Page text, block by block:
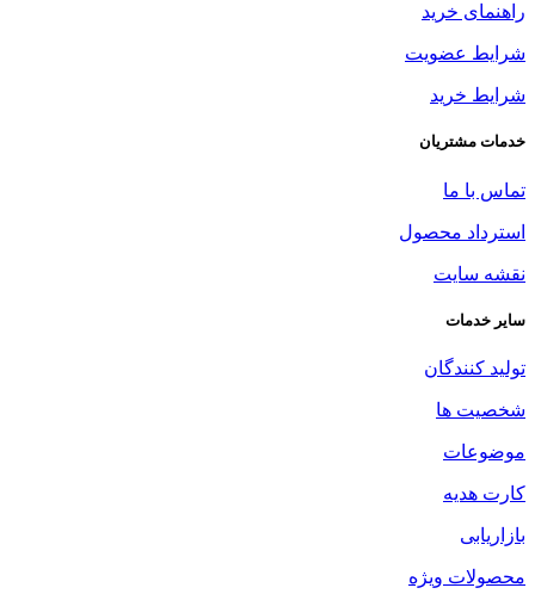
راهنمای خرید
شرایط عضویت
شرایط خرید
خدمات مشتریان
تماس با ما
استرداد محصول
نقشه سایت
سایر خدمات
تولید کنندگان
شخصیت ها
موضوعات
کارت هدیه
بازاریابی
محصولات ویژه